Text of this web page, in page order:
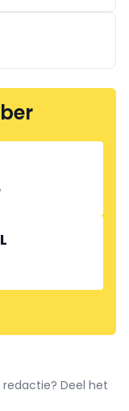
Deel het